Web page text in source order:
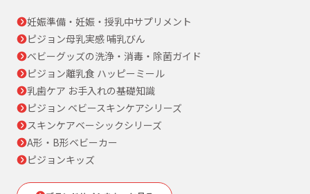
妊娠準備・妊娠・授乳中サプリメント
ピジョン母乳実感 哺乳びん
ベビーグッズの洗浄・消毒・除菌ガイド
ピジョン離乳食 ハッピーミール
乳歯ケア お手入れの基礎知識
ピジョン ベビースキンケアシリーズ
スキンケアベーシックシリーズ
A形・B形ベビーカー
ピジョンキッズ